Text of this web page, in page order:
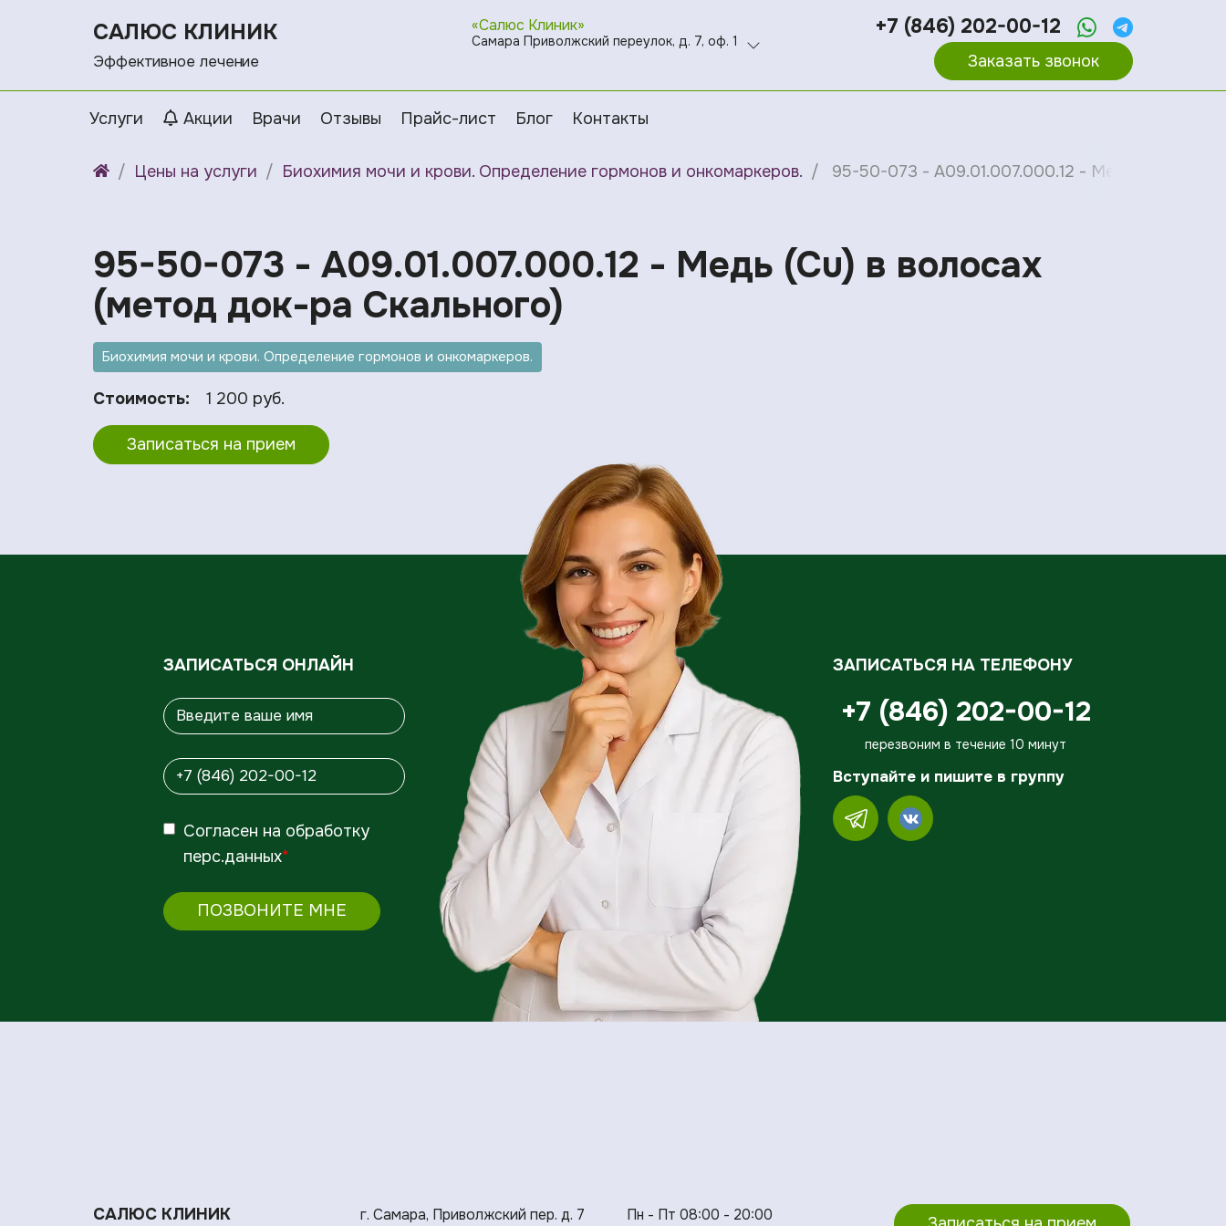
САЛЮС КЛИНИК
Эффективное лечение
«Салюс Клиник»
Самара Приволжский переулок, д. 7, оф. 1
+7 (846) 202-00-12
Заказать звонок
Услуги Акции Врачи Отзывы Прайс-лист Блог Контакты
Цены на услуги Биохимия мочи и крови. Определение гормонов и онкомаркеров. 95-50-073 - A09.01.007.000.12 - Медь (Cu) в
95-50-073 - A09.01.007.000.12 - Медь (Cu) в волосах
(метод док-ра Скального)
Биохимия мочи и крови. Определение гормонов и онкомаркеров.
Стоимость: 1 200 руб.
Записаться на прием
ЗАПИСАТЬСЯ ОНЛАЙН
Согласен на обработку
перс.данных*
ПОЗВОНИТЕ МНЕ
ЗАПИСАТЬСЯ НА ТЕЛЕФОНУ
+7 (846) 202-00-12
перезвоним в течение 10 минут
Вступайте и пишите в группу
САЛЮС КЛИНИК г. Самара, Приволжский пер. д. 7 Пн - Пт 08:00 - 20:00